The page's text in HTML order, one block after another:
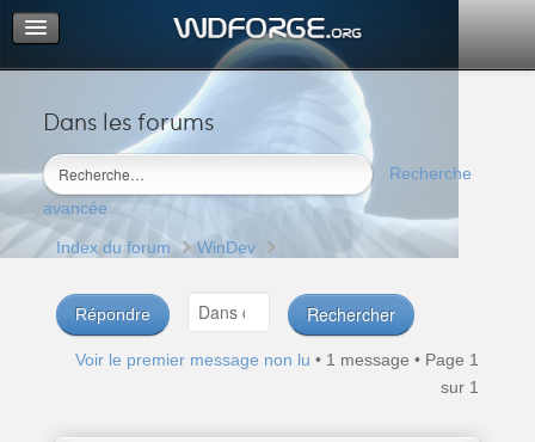
Dans les forums
Recherche
avancée
Portail
Index du forum
M’enregistrer
Connexion
Index du forum WinDev
Répondre
Voir le premier message non lu • 1 message • Page 1
sur 1